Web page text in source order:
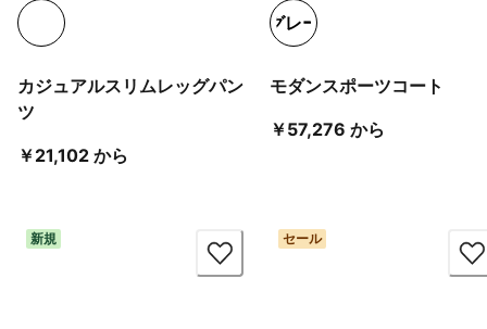
カジュアルスリムレッグパン
ツ
￥21,102 から
グレー
モダンスポーツコート
￥57,276 から
新規 セール